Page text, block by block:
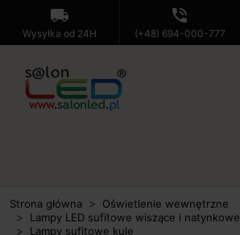
local_shipping
Wysyłka od 24H
phone_in_talk
(+48) 694-000-777
Strona główna
Oświetlenie wewnętrzne
Lampy LED sufitowe wiszące i natynkowe
Lampy sufitowe kule